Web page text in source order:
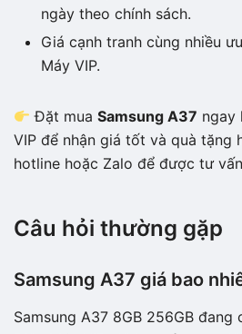
ngày theo chính sách.
Giá cạnh tranh cùng nhiều
Máy VIP.
Đặt muaSamsung A37 ngay
VIP để nhận giá tốt và quà tặng
hotline hoặc Zalo để được tư
Câu hỏi thường gặp
Samsung A37 giá bao
Samsung A37 8GB 256GB